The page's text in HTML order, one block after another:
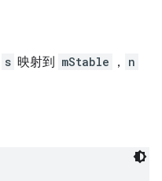
s 映射到 mStable ，
n